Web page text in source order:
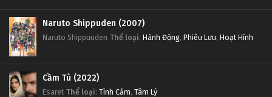
Naruto Shippuden (2007)
Naruto Shippuuden Thể loại: Hành Động, Phiêu Lưu, Hoạt Hình
Cầm Tù (2022)
Esaret Thể loại: Tình Cảm, Tâm Lý